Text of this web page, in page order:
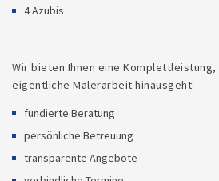
4 Azubis
Wir bieten Ihnen eine
eigentliche Malerarbeit hinausgeht:
fundierte Beratung
persönliche Betreuung
transparente Angebote